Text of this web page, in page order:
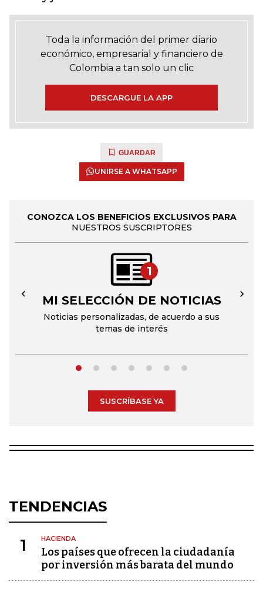
Toda la información del primer diario
económico, empresarial y financiero de
Colombia a tan solo un clic
DESCARGUE LA APP
GUARDAR
UNIRSE A WHATSAPP
CONOZCA LOS BENEFICIOS EXCLUSIVOS PARA
NUESTROS SUSCRIPTORES
1
MI SELECCIÓN DE NOTICIAS
Noticias personalizadas, de acuerdo a sus
temas de interés
← →
SUSCRÍBASE YA
TENDENCIAS
1 HACIENDA
Los países que ofrecen la ciudadanía
por inversión más barata del mundo